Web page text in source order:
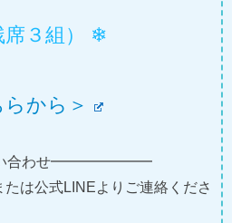
３組） ❄
から＞
合わせ━━━━━━━
は公式LINEよりご連絡くださ